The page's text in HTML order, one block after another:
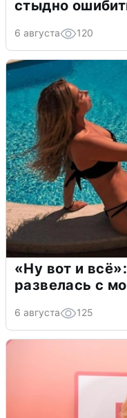
стыдно
6 августа 120
«Ну вот и
развелась с
6 августа 125